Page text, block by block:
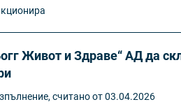
Живот и Здраве“ АД да
считано от 03.04.2026